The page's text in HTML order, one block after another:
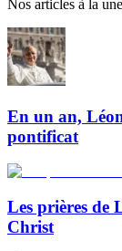
Nos articles à la une
En un an,
pontificat
Les prières de
Christ